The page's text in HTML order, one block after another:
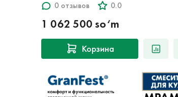
0 отзывов 0.0
1 062 500 so‘m
Корзина